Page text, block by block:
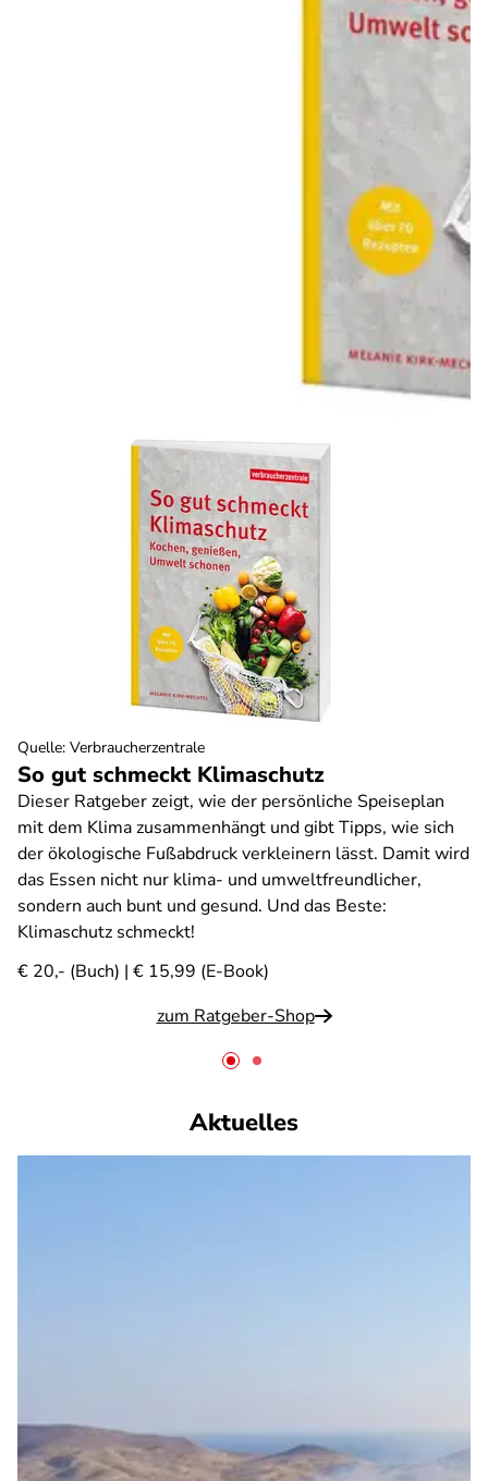
So gut schmeckt Klimaschutz
Dieser Ratgeber zeigt, wie der persönliche Speiseplan
mit dem Klima zusammenhängt und gibt Tipps, wie sich
der ökologische Fußabdruck verkleinern lässt. Damit wird
das Essen nicht nur klima- und umweltfreundlicher,
sondern auch bunt und gesund. Und das Beste:
Klimaschutz schmeckt!
€ 20,- (Buch) | € 15,99 (E-Book)
zum Ratgeber-Shop
Quelle: Verbraucherzentrale
Aktuelles